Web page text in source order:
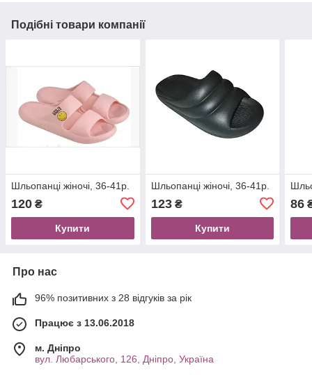
Подібні товари компанії
Шльопанці жіночі, 36-41р.
120 ₴
Купити
Шльопанці жіночі, 36-41р.
123₴
Купити
86
Про нас
96% позитивних з 28 відгуків за рік
Працює з 13.06.2018
м. Дніпро
вул. Любарського, 126, Дніпро, Україна